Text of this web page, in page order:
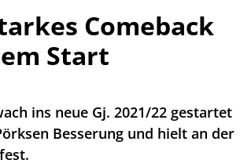
Comeback
Start
ins neue Gj. 2021/22 gestartet
Besserung und hielt an der